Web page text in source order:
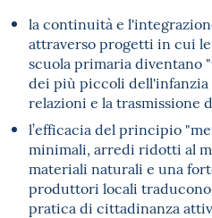
la continuità e
attraverso progetti in cui
scuola primaria diventano
dei più piccoli
relazioni e la trasmissione
l’efficacia del principio
minimali, arredi ridotti al
materiali naturali e una
produttori locali
pratica di cittadinanza